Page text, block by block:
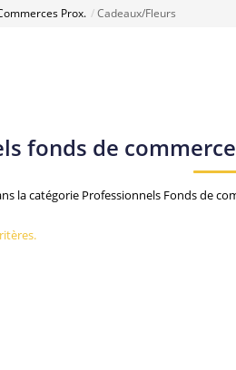
Prox. Cadeaux/Fleurs
fonds de
la catégorie Professionnels Fonds de